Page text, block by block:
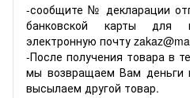
-сообщите № декларации
банковской карты для
электронную почту
-После получения товара в
мы возвращаем Вам деньги
высылаем другой товар.